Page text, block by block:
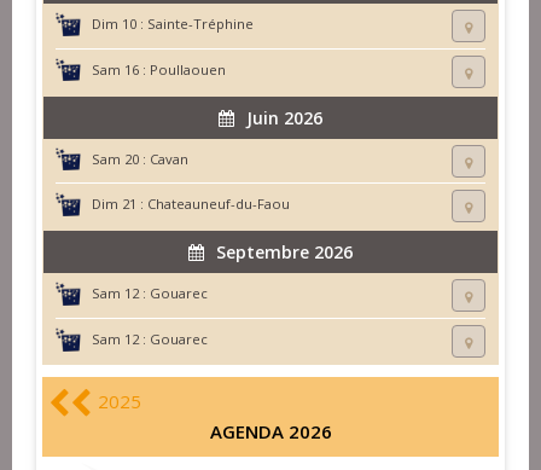
Dim 10 : Sainte-Tréphine
Sam 16 : Poullaouen
Juin 2026
Sam 20 : Cavan
Dim 21 : Chateauneuf-du-Faou
Septembre 2026
Sam 12 : Gouarec
Sam 12 : Gouarec
2025
AGENDA 2026